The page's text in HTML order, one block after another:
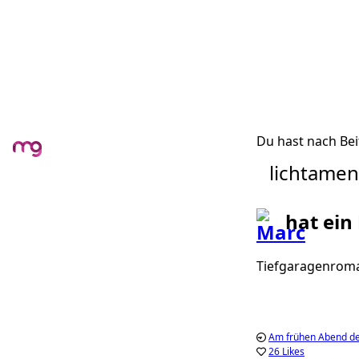
Du hast nach
hat ein
Am frühen Abend
26 Likes